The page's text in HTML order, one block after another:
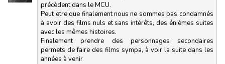
précèdent dans le MCU.
Peut etre que finalement nous ne sommes pas condamnés
à avoir des films nuls et sans intérêts, des énièmes suites
avec les mêmes histoires.
Finalement prendre des personnages secondaires
permets de faire des films sympa, à voir la suite dans les
années à venir